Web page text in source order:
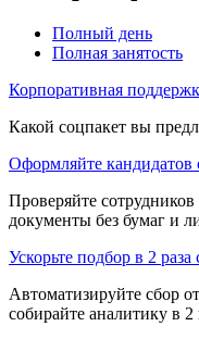
Полный день
Полная занятость
Корпоративная
Какой соцпакет вы
Оформляйте кандидатов
Проверяйте
документы без бумаг и
Ускорьте подбор в 2 раза
Автоматизируйте сбор
собирайте аналитику в 2